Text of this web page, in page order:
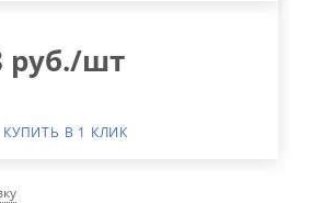
руб./шт
КУПИТЬ В 1 КЛИК